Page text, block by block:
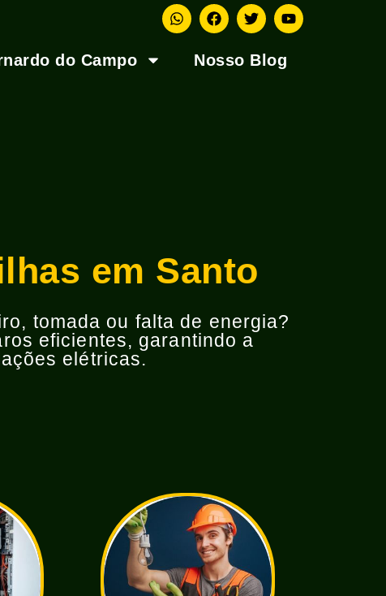
do Campo Nosso Blog
em Santo
tomada ou falta de energia?
eficientes, garantindo a
elétricas.